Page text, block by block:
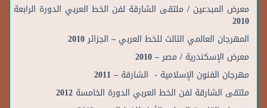
معرض المبدعين / ملتقى الشارقة لفن الخط العربي الدورة الرابعة
2010
المهرجان العالمي الثالث للخط العربي – الجزائر 2010
معرض الإسكندرية / مصر – 2010
مهرجان الفنون الإسلامية - الشارقة – 2011
ملتقى الشارقة لفن الخط العربي الدورة الخامسة 2012